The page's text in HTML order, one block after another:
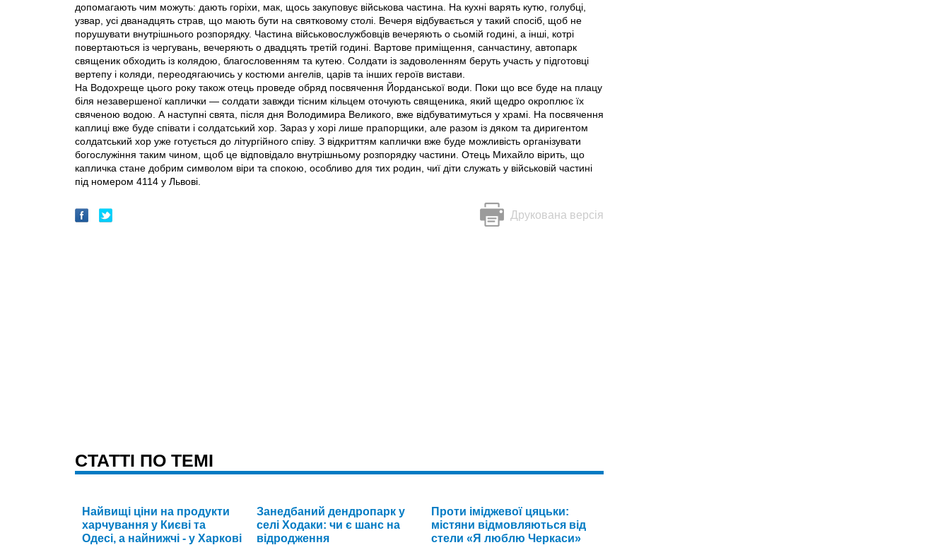
допомагають чим можуть: дають горіхи, мак, щось закуповує військова частина. На кухні варять кутю, голубці,
узвар, усі дванадцять страв, що мають бути на святковому столі. Вечеря відбувається у такий спосіб, щоб не
порушувати внутрішнього розпорядку. Частина військовослужбовців вечеряють о сьомій годині, а інші, котрі
повертаються із чергувань, вечеряють о двадцять третій годині. Вартове приміщення, санчастину, автопарк
священик обходить із колядою, благословенням та кутею. Солдати із задоволенням беруть участь у підготовці
вертепу і коляди, переодягаючись у костюми ангелів, царів та інших героїв вистави.
На Водохреще цього року також отець проведе обряд посвячення Йорданської води. Поки що все буде на плацу
біля незавершеної каплички — солдати завжди тісним кільцем оточують священика, який щедро окроплює їх
свяченою водою. А наступні свята, після дня Володимира Великого, вже відбуватимуться у храмі. На посвячення
каплиці вже буде співати і солдатський хор. Зараз у хорі лише прапорщики, але разом із дяком та диригентом
солдатський хор уже готується до літургійного співу. З відкриттям каплички вже буде можливість організувати
богослужіння таким чином, щоб це відповідало внутрішньому розпорядку частини. Отець Михайло вірить, що
капличка стане добрим символом віри та спокою, особливо для тих родин, чиї діти служать у військовій частині
під номером 4114 у Львові.
Друкована версія
CТАТТІ ПО ТЕМІ
Найвищі ціни на продукти
харчування у Києві та
Одесі, а найнижчі - у Харкові
Занедбаний дендропарк у
селі Ходаки: чи є шанс на
відродження
Проти іміджевої цяцьки:
містяни відмовляються від
стели «Я люблю Черкаси»